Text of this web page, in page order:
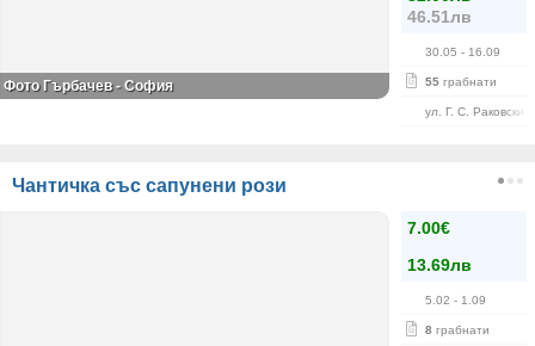
46.51лв
30.05 - 16.09
55 грабнати
ул. Г. С. Раковски
Фото Гърбачев - София
Чантичка със сапунени рози
7.00€
13.69лв
5.02 - 1.09
8 грабнати